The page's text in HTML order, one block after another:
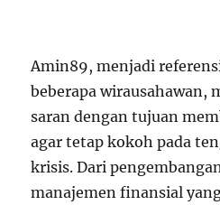
Amin89, menjadi
beberapa wirausahawan,
saran dengan tujuan
agar tetap kokoh pada
krisis. Dari
manajemen finansial